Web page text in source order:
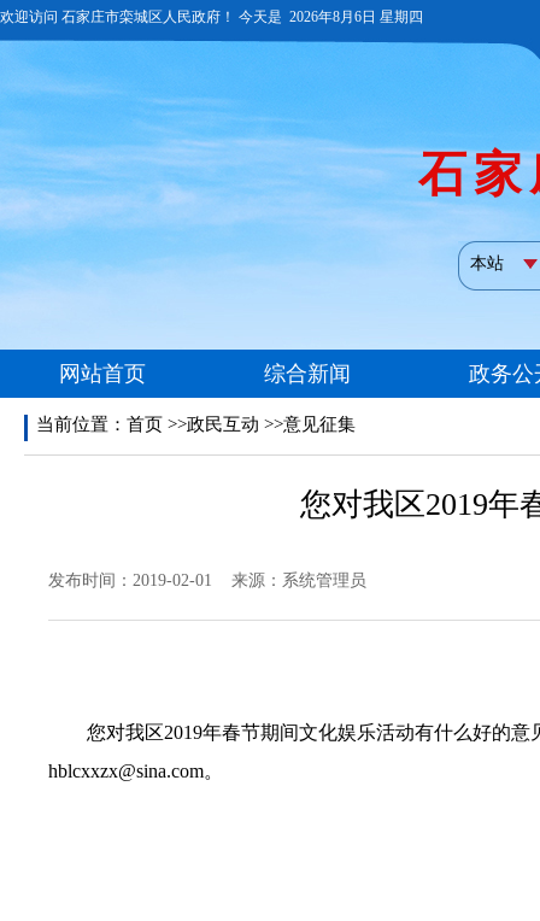
当前位置： 首页 >>政民互动 >>意见征集
您对我区2019年
发布时间：2019-02-01 来源：系统管理员
您对我区2019年春节期间文化娱乐活动有什么好的
hblcxxzx@sina.com。